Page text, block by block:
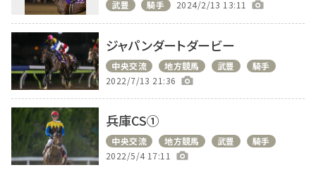
武豊
騎手 2024/2/13 13:11
ジャパンダートダービー
中央交流 地方競馬 武豊
騎手
2022/7/13 21:36
兵庫CS①
中央交流 地方競馬 武豊
騎手
2022/5/4 17:11